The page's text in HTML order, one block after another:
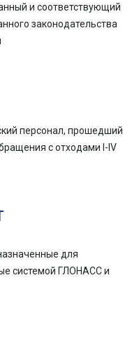
и соответствующий
законодательства
персонал, прошедший
с отходами I-IV
для
системой ГЛОНАСС и